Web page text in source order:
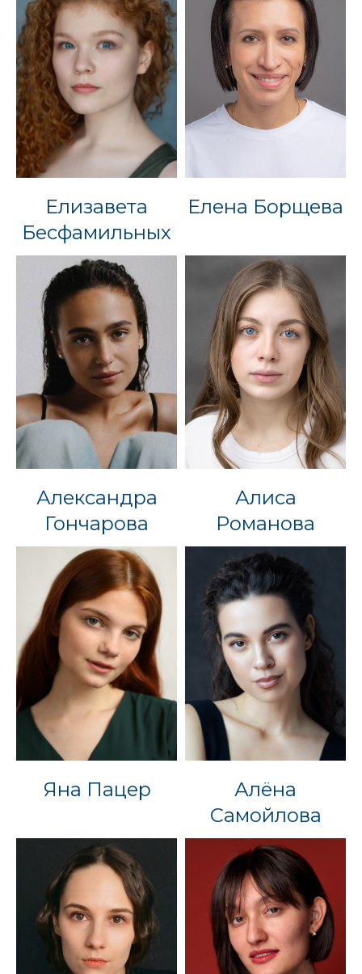
Елизавета
Бесфамильных
Елена Борщева
Александра
Гончарова
Алиса
Романова
Яна Пацер
Алёна
Самойлова